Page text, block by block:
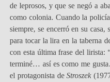
de leprosos, y que se negó a
como colonia. Cuando la
siempre, se encerró en su casa,
para tocar la lira en la taberna
con esta última frase del
terminé… así es como me
el protagonista deStroszek